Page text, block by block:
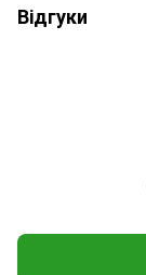
Відгуки